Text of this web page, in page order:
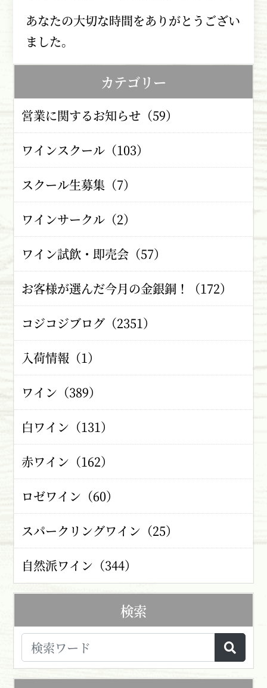
あなたの大切な時間をありがとうござい
ました。
カテゴリー
営業に関するお知らせ（59）
ワインスクール（103）
スクール生募集（7）
ワインサークル（2）
ワイン試飲・即売会（57）
お客様が選んだ今月の金銀銅！（172）
コジコジブログ（2351）
入荷情報（1）
ワイン（389）
白ワイン（131）
赤ワイン（162）
ロゼワイン（60）
スパークリングワイン（25）
自然派ワイン（344）
検索